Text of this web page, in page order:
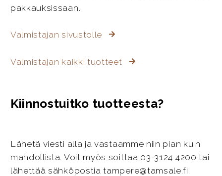
pakkauksissaan.
Valmistajan sivustolle
Valmistajan kaikki tuotteet
Kiinnostuitko tuotteesta?
Lähetä viesti alla ja vastaamme niin pian kuin
mahdollista. Voit myös soittaa 03-3124 4200 tai
lähettää sähköpostia tampere@tamsale.fi.